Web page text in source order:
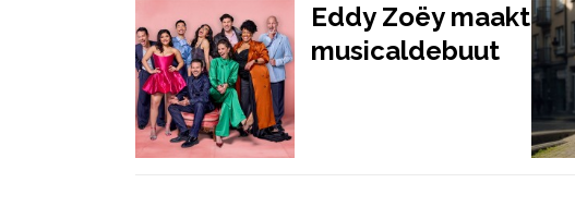
Eddy Zoëy maakt
musicaldebuut